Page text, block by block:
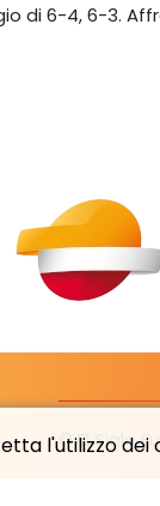
l'utilizzo
di 6-4, 6-3.
© El Siglo